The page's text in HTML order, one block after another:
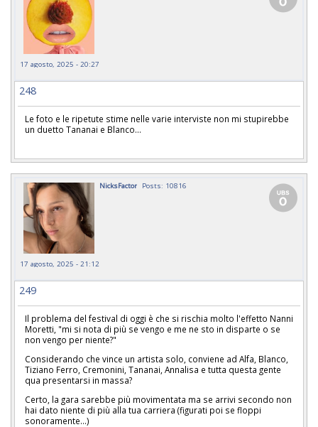
17 agosto, 2025 - 20:27
248
Le foto e le ripetute stime nelle varie interviste non mi stupirebbe
un duetto Tananai e Blanco...
NicksFactor Posts: 10816
17 agosto, 2025 - 21:12
249
Il problema del festival di oggi è che si rischia molto l'effetto Nanni
Moretti, "mi si nota di più se vengo e me ne sto in disparte o se
non vengo per niente?"
Considerando che vince un artista solo, conviene ad Alfa, Blanco,
Tiziano Ferro, Cremonini, Tananai, Annalisa e tutta questa gente
qua presentarsi in massa?
Certo, la gara sarebbe più movimentata ma se arrivi secondo non
hai dato niente di più alla tua carriera (figurati poi se floppi
sonoramente...)